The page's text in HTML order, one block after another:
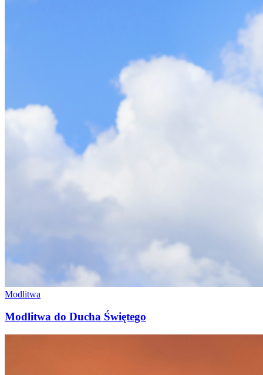
Modlitwa
Modlitwa do Ducha Świętego